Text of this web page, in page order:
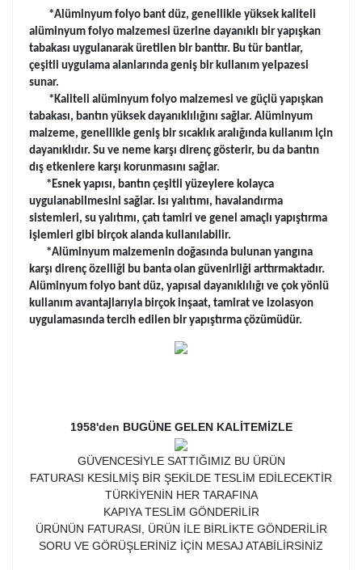
*Alüminyum folyo bant düz, genellikle yüksek kaliteli
alüminyum folyo malzemesi üzerine dayanıklı bir yapışkan
tabakası uygulanarak üretilen bir banttır. Bu tür bantlar,
çeşitli uygulama alanlarında geniş bir kullanım yelpazesi
sunar.
*Kaliteli alüminyum folyo malzemesi ve güçlü yapışkan
tabakası, bantın yüksek dayanıklılığını sağlar. Alüminyum
malzeme, genellikle geniş bir sıcaklık aralığında kullanım için
dayanıklıdır. Su ve neme karşı direnç gösterir, bu da bantın
dış etkenlere karşı korunmasını sağlar.
*Esnek yapısı, bantın çeşitli yüzeylere kolayca
uygulanabilmesini sağlar. Isı yalıtımı, havalandırma
sistemleri, su yalıtımı, çatı tamiri ve genel amaçlı yapıştırma
işlemleri gibi birçok alanda kullanılabilir.
*Alüminyum malzemenin doğasında bulunan yangına
karşı direnç özelliği bu banta olan güvenirliği arttırmaktadır.
Alüminyum folyo bant düz, yapısal dayanıklılığı ve çok yönlü
kullanım avantajlarıyla birçok inşaat, tamirat ve izolasyon
uygulamasında tercih edilen bir yapıştırma çözümüdür.
1958'den BUGÜNE GELEN KALİTEMİZLE
GÜVENCESİYLE SATTIĞIMIZ BU ÜRÜN
FATURASI KESİLMİŞ BİR ŞEKİLDE TESLİM EDİLECEKTİR
TÜRKİYENİN HER TARAFINA
KAPIYA TESLİM GÖNDERİLİR
ÜRÜNÜN FATURASI, ÜRÜN İLE BİRLİKTE GÖNDERİLİR
SORU VE GÖRÜŞLERİNİZ İÇİN MESAJ ATABİLİRSİNİZ